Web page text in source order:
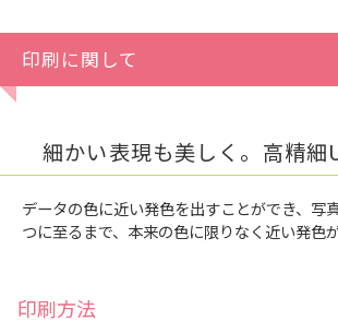
印刷に関して
細かい表現も美しく。高精細
データの色に近い発色を出すことができ、写
つに至るまで、本来の色に限りなく近い発色
印刷方法